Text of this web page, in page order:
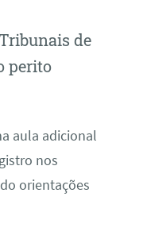
de
perito
aula adicional
nos
orientações